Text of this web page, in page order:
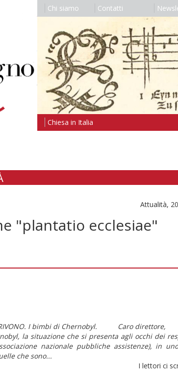
Chi siamo Contatti
Chiesa in Italia
Attualità,
"plantatio ecclesiae"
I bimbi di Chernobyl. Caro
la situazione che si presenta agli occhi dei
nazionale pubbliche assistenze), in
che sono...
I lettori ci